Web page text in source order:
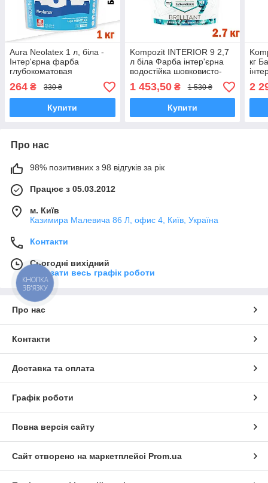
Aura Neolatex 1 л, біла -
Інтер'єрна фарба
глубокоматовая
зносостійка, тонується,
для дитячих кімнат
264 ₴ 330 ₴
Купити
Kompozit INTERIOR 9 2,7
л біла Фарба інтер'єрна
водостійка шовковисто-
матова латексна фарба
1 453,50₴ 1 530 ₴
Купити
кг
2
Про нас
98% позитивних з 98 відгуків за рік
Працює з 05.03.2012
м. Київ
Казимира Малевича 86 Л, офис 4, Київ, Україна
Контакти
Сьогодні вихідний
Показати весь графік роботи
Про нас
Контакти
Доставка та оплата
Графік роботи
Повна версія сайту
Сайт створено на маркетплейсі Prom.ua
КНОПКА
ЗВ'ЯЗКУ